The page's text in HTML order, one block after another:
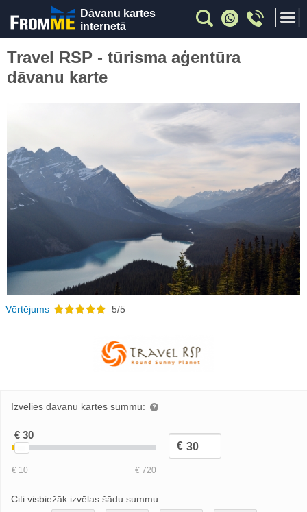
Dāvanu kartes
internetā
Travel RSP - tūrisma aģentūra
dāvanu karte
Vērtējums 5/5
Izvēlies dāvanu kartes summu:
Citi visbiežāk izvēlas šādu summu: